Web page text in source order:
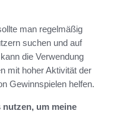
man regelmäßig
suchen und auf
die Verwendung
mit hoher Aktivität der
Gewinnspielen helfen.
nutzen, um meine